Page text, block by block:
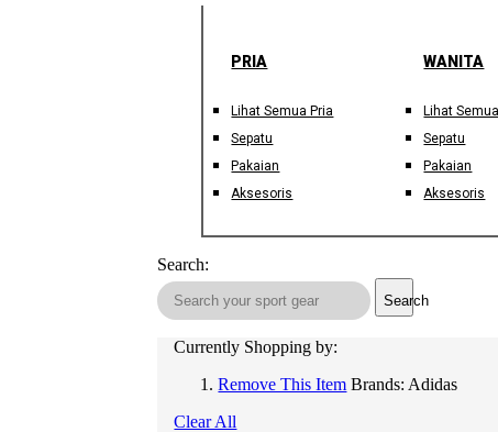
PRIA
Lihat Semua Pria
Sepatu
Pakaian
Aksesoris
WANITA
Lihat
Sepatu
Pakaian
Aksesoris
Search:
Search
Currently Shopping by:
Remove This Item Brands: Adidas
Clear All